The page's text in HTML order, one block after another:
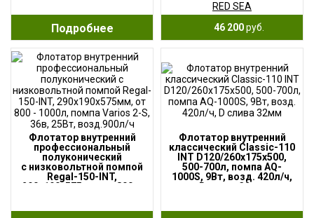
Подробнее
RED SEA
46 200руб.
Флотатор внутренний
профессиональный
полуконический
с низковольтной помпой
Regal-150-INT,
290х190х575мм, от 800 —
Флотатор внутренний
классический Classic-110
INT D120/260x175x500,
500-700л, помпа AQ-
1000S, 9Вт, возд. 420л/ч,
D слива 32мм